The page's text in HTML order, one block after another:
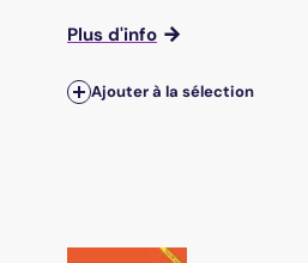
Plus d'info
Ajouter à la sélection